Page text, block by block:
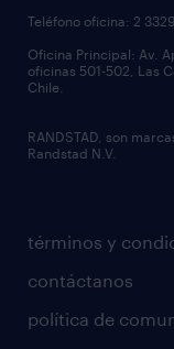
términos y
contáctanos
política de
Teléfono oficina: 2
Oficina Principal: Av.
oficinas 501-502, Las
Chile.
RANDSTAD, son
Randstad N.V.